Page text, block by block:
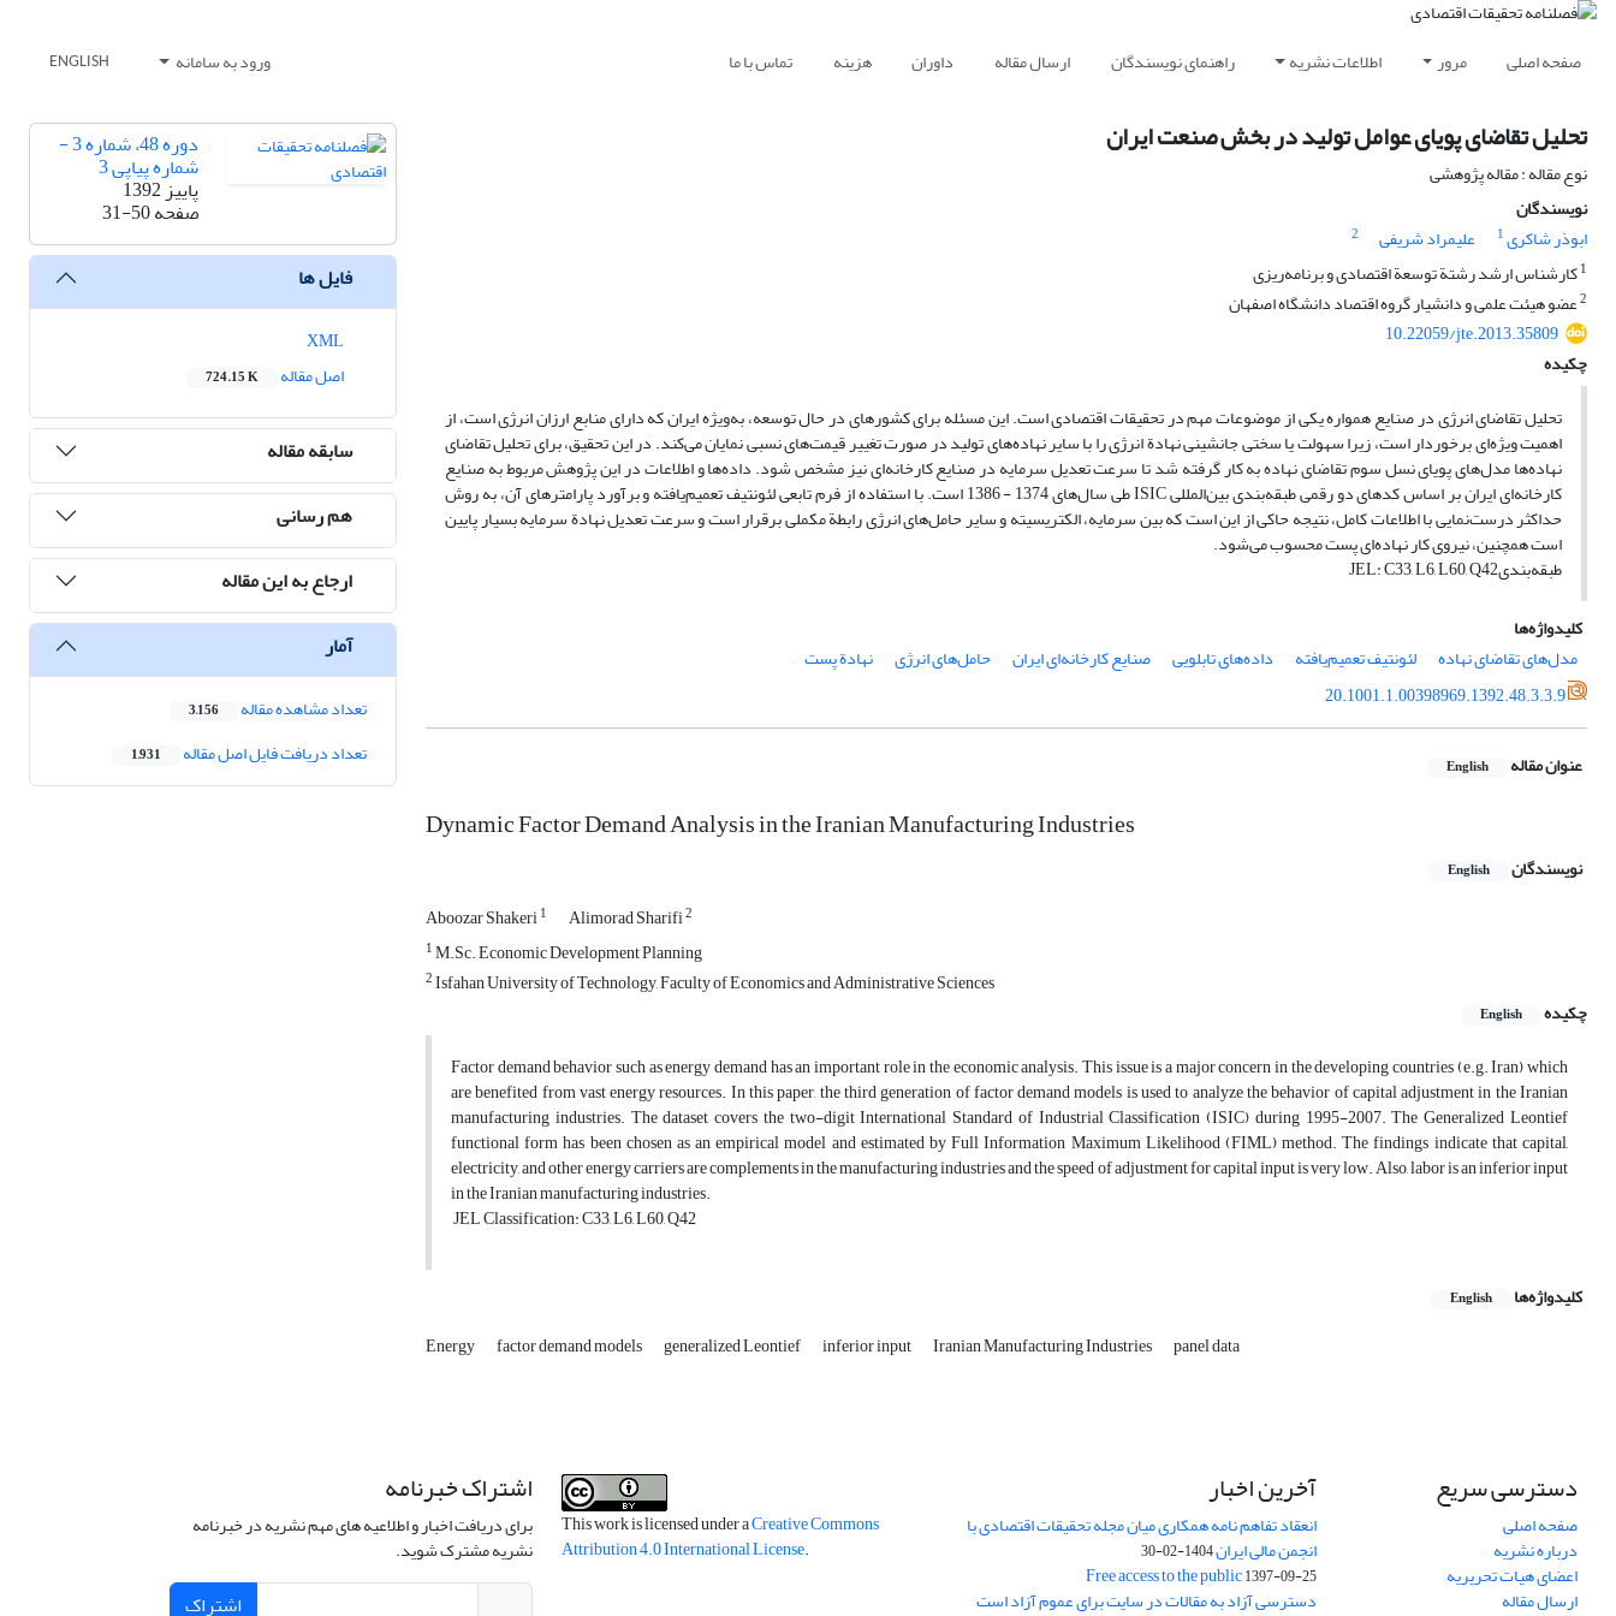
صفحه اصلی مرور اطلاعات نشریه راهنمای نویسندگان ارسال مقاله داوران هزینه تماس با ما ورود به سامانه ENGLISH
تحلیل تقاضای پویای عوامل تولید در بخش صنعت ایران
نوع مقاله : مقاله پژوهشی
نویسندگان
ابوذر شاکری1 علیمراد شریفی
2
1کارشناس ارشد رشتة توسعة اقتصادی و برنامه‌ریزی
2عضو هیئت علمی و دانشیار گروه اقتصاد دانشگاه اصفهان
10.22059/jte.2013.35809
چکیده
تحلیل تقاضای انرژی در صنایع همواره یکی از موضوعات مهم در تحقیقات اقتصادی است. این مسئله برای کشورهای در حال توسعه، به‌ویژه ایران که دارای منابع ارزان انرژی است، از
اهمیت ویژه‌ای برخوردار است، زیرا سهولت یا سختی جانشینی نهادة انرژی را با سایر نهاده‌های تولید در صورت تغییر قیمت‌های نسبی نمایان می‌کند. در این تحقیق، برای تحلیل تقاضای
نهاده‌ها مدل‌های پویای نسل سوم تقاضای نهاده به‌ کار گرفته شد تا سرعت تعدیل سرمایه در صنایع کارخانه‌ای نیز مشخص شود. داده‌ها و اطلاعات در این پژوهش مربوط به صنایع
کارخانه‌ای ایران بر اساس کدهای دو رقمی طبقه‌بندی بین‌المللی ISIC طی سال‌های 1374 - 1386 است. با استفاده از فرم تابعی لئونتیف تعمیم‌یافته و برآورد پارامترهای آن، به روش
حداکثر درست‌نمایی با اطلاعات کامل، نتیجه حاکی از این است که بین سرمایه، الکتریسیته و سایر حامل‌های انرژی رابطة مکملی برقرار است و سرعت تعدیل نهادة سرمایه بسیار پایین
است همچنین، نیروی کار نهاده‌ای پست محسوب می‌شود.
طبقه‌بندیJEL: C33, L6, L60, Q42
کلیدواژه‌ها
مدل‌های تقاضای نهاده
لئونتیف تعمیم‌یافته داده‌های تابلویی صنایع کارخانه‌ای ایران حامل‌های انرژی
نهادة پست
20.1001.1.00398969.1392.48.3.3.9
عنوان مقاله English
Dynamic Factor Demand Analysis in the Iranian Manufacturing Industries
نویسندگان English
Aboozar Shakeri1 Alimorad Sharifi2
1M.Sc. Economic Development Planning
2Isfahan University of Technology, Faculty of Economics and Administrative Sciences
چکیده
English
Factor demand behavior such as energy demand has an important role in the economic analysis. This issue is a major concern in the developing countries (e.g. Iran) which
are benefited from vast energy resources. In this paper, the third generation of factor demand models is used to analyze the behavior of capital adjustment in the Iranian
manufacturing industries. The dataset covers the two-digit International Standard of Industrial Classification (ISIC) during 1995-2007. The Generalized Leontief
functional form has been chosen as an empirical model and estimated by Full Information Maximum Likelihood (FIML) method. The findings indicate that capital,
electricity, and other energy carriers are complements in the manufacturing industries and the speed of adjustment for capital input is very low. Also, labor is an inferior input
in the Iranian manufacturing industries.
JEL Classification: C33, L6, L60, Q42
کلیدواژه‌ها English
Energy factor demand models generalized Leontief inferior input Iranian Manufacturing Industries panel data
دوره 48، شماره 3 -
شماره پیاپی 3
پاییز 1392
صفحه31-50
فایل ها
اصل مقاله
724.15 K
سابقه مقاله
هم رسانی
ارجاع به این مقاله
آمار
تعداد مشاهده مقاله 3,156
تعداد دریافت فایل اصل مقاله 1,931
دسترسی سریع
صفحه اصلی
درباره نشریه
اعضای هیات تحریریه
ارسال مقاله
آخرین اخبار
انعقاد تفاهم نامه همکاری میان مجله تحقیقات اقتصادی با
انجمن مالی ایران1404-02-30
Free access to the public1397-09-25
دسترسی آزاد به مقالات در سایت برای عموم آزاد است
This work is licensed under aCreative Commons
Attribution 4.0 International License.
اشتراک خبرنامه
برای دریافت اخبار و اطلاعیه های مهم نشریه در خبرنامه
نشریه مشترک شوید.
اشتراک